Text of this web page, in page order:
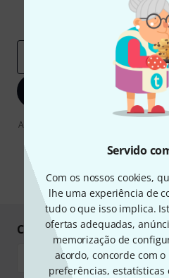
Servido
Com os nossos cookies,
lhe uma experiência de
tudo o que isso implica.
ofertas adequadas,
memorização de
acordo, concorde com
preferências,
Contribuições
Insights
Endereço de e-mail
Inscreva-se
Ao clicar em "Inscreva-se agora",
encontrar mais informações sobre a
proteção de
*
Compre e pague em